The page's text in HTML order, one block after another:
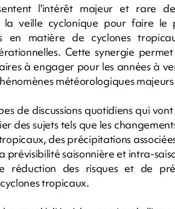
l'intérêt majeur et rare
la veille cyclonique pour faire le
en matière de cyclones
Cette synergie
à engager pour les années à
météorologiques
de discussions quotidiens qui
des sujets tels que les
des précipitations
prévisibilité saisonnière et intra-
réduction des risques et de
tropicaux.